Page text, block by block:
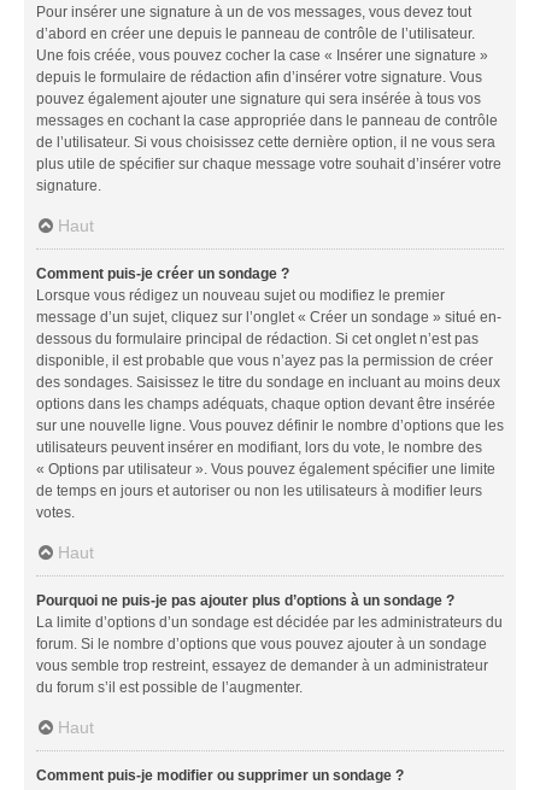
Pour insérer une signature à un de vos messages, vous devez tout
d’abord en créer une depuis le panneau de contrôle de l’utilisateur.
Une fois créée, vous pouvez cocher la case « Insérer une signature »
depuis le formulaire de rédaction afin d’insérer votre signature. Vous
pouvez également ajouter une signature qui sera insérée à tous vos
messages en cochant la case appropriée dans le panneau de contrôle
de l’utilisateur. Si vous choisissez cette dernière option, il ne vous sera
plus utile de spécifier sur chaque message votre souhait d’insérer votre
signature.
Haut
Comment puis-je créer un sondage ?
Lorsque vous rédigez un nouveau sujet ou modifiez le premier
message d’un sujet, cliquez sur l’onglet « Créer un sondage » situé en-
dessous du formulaire principal de rédaction. Si cet onglet n’est pas
disponible, il est probable que vous n’ayez pas la permission de créer
des sondages. Saisissez le titre du sondage en incluant au moins deux
options dans les champs adéquats, chaque option devant être insérée
sur une nouvelle ligne. Vous pouvez définir le nombre d’options que les
utilisateurs peuvent insérer en modifiant, lors du vote, le nombre des
« Options par utilisateur ». Vous pouvez également spécifier une limite
de temps en jours et autoriser ou non les utilisateurs à modifier leurs
votes.
Haut
Pourquoi ne puis-je pas ajouter plus d’options à un sondage ?
La limite d’options d’un sondage est décidée par les administrateurs du
forum. Si le nombre d’options que vous pouvez ajouter à un sondage
vous semble trop restreint, essayez de demander à un administrateur
du forum s’il est possible de l’augmenter.
Haut
Comment puis-je modifier ou supprimer un sondage ?